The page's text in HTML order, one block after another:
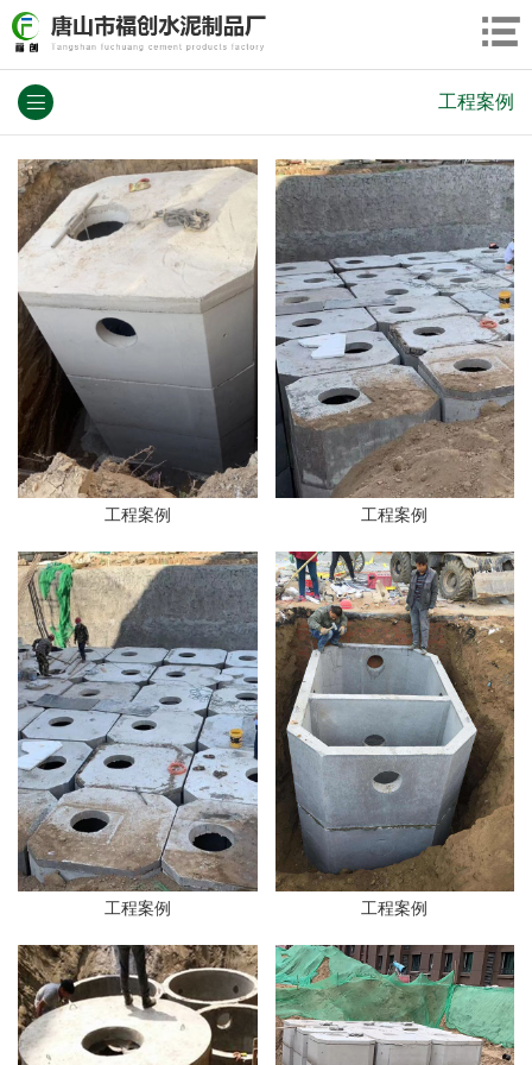
工程案例
工程案例 工程案例
工程案例 工程案例